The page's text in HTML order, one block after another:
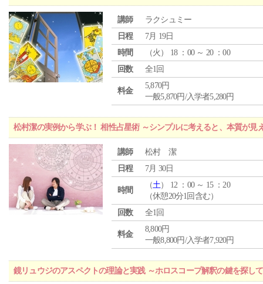
講師
ラクシュミー
日程
7月 19日
時間
（火 ） 18 ：00 ～ 20 ：00
回数
全1回
料金
5,870円
一般5,870円/入学者5,280円
松村潔の実例から学ぶ！ 相性占星術 ～シンプルに考えると、本質が見
講師
松村 潔
日程
7月 30日
時間
（土） 12 ：00 ～ 15 ：20
（休憩20分1回含む）
回数
全1回
料金
8,800円
一般8,800円/入学者7,920円
鏡リュウジのアスペクトの理論と実践 ～ホロスコープ解釈の鍵を探し